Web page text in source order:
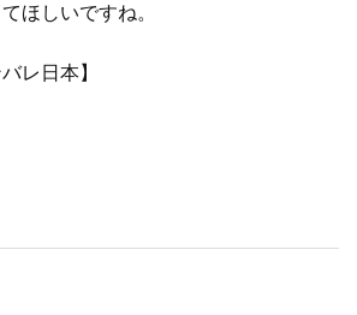
ほしいですね。
本】